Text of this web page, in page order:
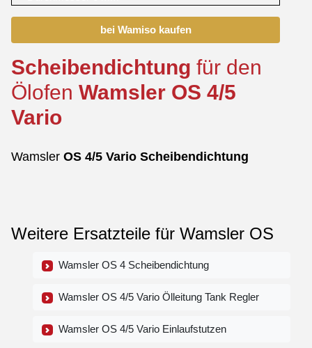
bei Wamiso kaufen
Scheibendichtung für den
Ölofen Wamsler OS 4/5
Vario
Wamsler OS 4/5 Vario Scheibendichtung
Weitere Ersatzteile für Wamsler OS
Wamsler OS 4 Scheibendichtung
Wamsler OS 4/5 Vario Ölleitung Tank Regler
Wamsler OS 4/5 Vario Einlaufstutzen